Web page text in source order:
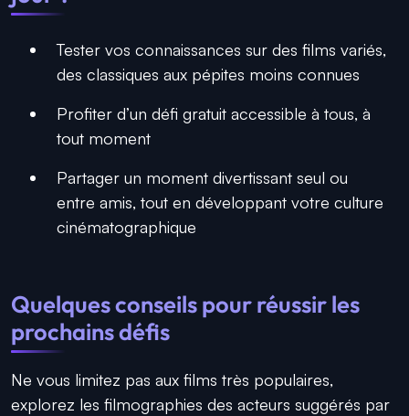
Tester vos connaissances sur des films variés,
des classiques aux pépites moins connues
Profiter d’un défi gratuit accessible à tous, à
tout moment
Partager un moment divertissant seul ou
entre amis, tout en développant votre culture
cinématographique
Quelques conseils pour réussir les
prochains défis
Ne vous limitez pas aux films très populaires,
explorez les filmographies des acteurs suggérés par